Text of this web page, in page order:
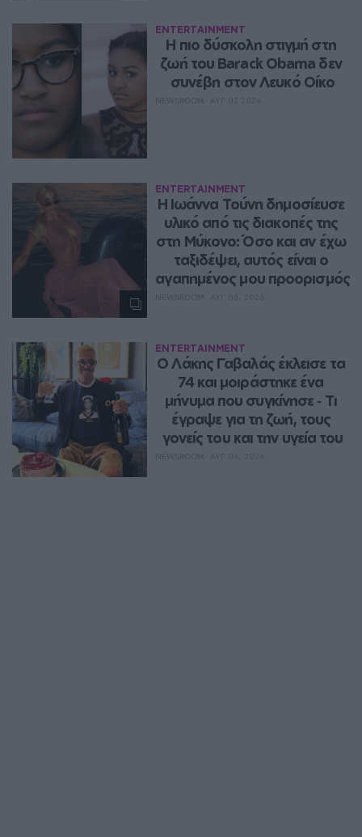
ENTERTAINMENT
Η πιο δύσκολη στιγμή στη
ζωή του Barack Obama δεν
συνέβη στον Λευκό Οίκο
ENTERTAINMENT
Η Ιωάννα Τούνη δημοσίευσε
υλικό από τις διακοπές της
στη Μύκονο: Όσο και αν έχω
ταξιδέψει, αυτός είναι ο
αγαπημένος μου προορισμός
ENTERTAINMENT
Ο Λάκης Γαβαλάς έκλεισε τα
74 και μοιράστηκε ένα
μήνυμα που συγκίνησε ‑ Τι
έγραψε για τη ζωή, τους
γονείς του και την υγεία του